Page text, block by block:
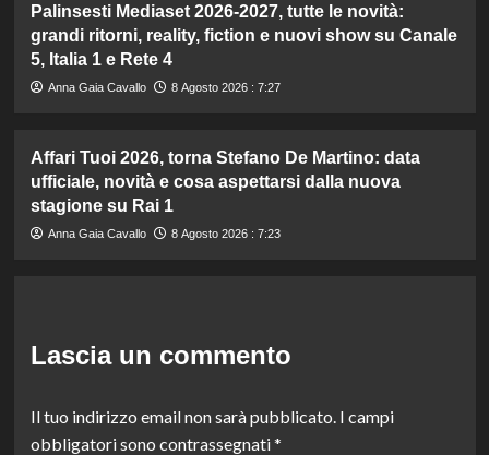
Palinsesti Mediaset 2026-2027, tutte le novità:
grandi ritorni, reality, fiction e nuovi show su Canale
5, Italia 1 e Rete 4
Anna Gaia Cavallo 8 Agosto 2026 : 7:27
Affari Tuoi 2026, torna Stefano De Martino: data
ufficiale, novità e cosa aspettarsi dalla nuova
stagione su Rai 1
Anna Gaia Cavallo 8 Agosto 2026 : 7:23
Lascia un commento
Il tuo indirizzo email non sarà pubblicato. I campi
obbligatori sono contrassegnati*